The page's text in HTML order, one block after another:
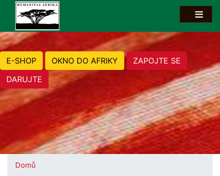
E-SHOP OKNO DO AFRIKY
ZAPOJTE SE
DARUJTE
Domů